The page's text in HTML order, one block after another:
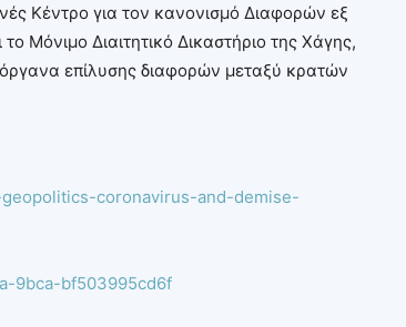
Κέντρο για τον κανονισμό Διαφορών εξ
Μόνιμο Διαιτητικό Δικαστήριο της Χάγης,
επίλυσης διαφορών μεταξύ κρατών
coronavirus-and-demise-
9bca-bf503995cd6f